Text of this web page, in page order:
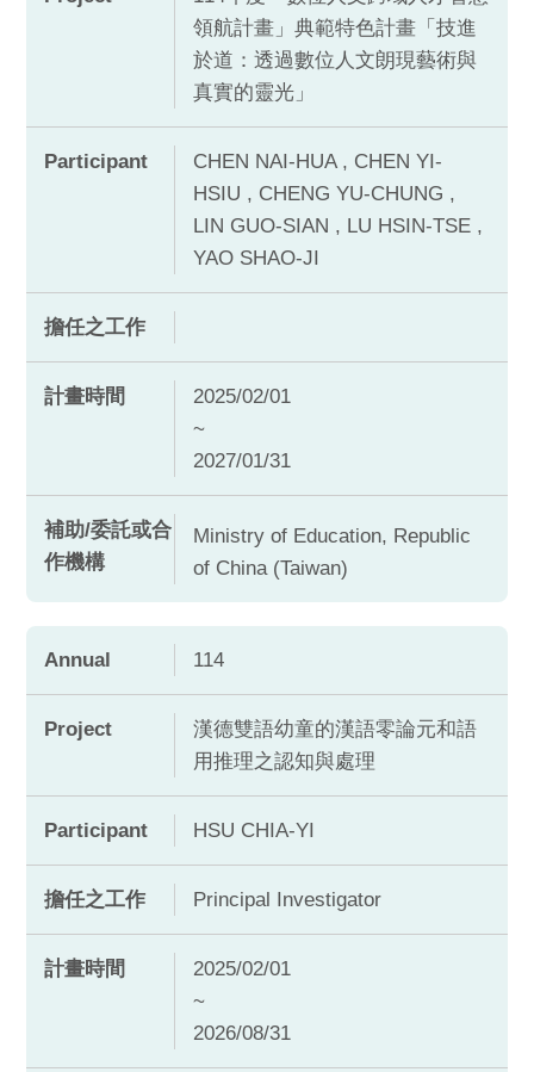
領航計畫」典範特色計畫「技進
於道：透過數位人文朗現藝術與
真實的靈光」
Participant
CHEN NAI-HUA , CHEN YI-
HSIU , CHENG YU-CHUNG ,
LIN GUO-SIAN , LU HSIN-TSE ,
YAO SHAO-JI
擔任之工作
計畫時間
2025/02/01
~
2027/01/31
補助/委託或合
作機構
Ministry of Education, Republic
of China (Taiwan)
Annual 114
Project
漢德雙語幼童的漢語零論元和語
用推理之認知與處理
Participant HSU CHIA-YI
擔任之工作 Principal Investigator
計畫時間
2025/02/01
~
2026/08/31